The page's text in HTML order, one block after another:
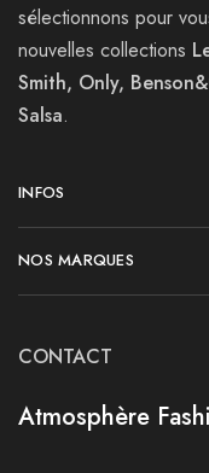
sélectionnons pour
nouvelles collections
Smith, Only,
Salsa.
INFOS
NOS MARQUES
CONTACT
Atmosphère